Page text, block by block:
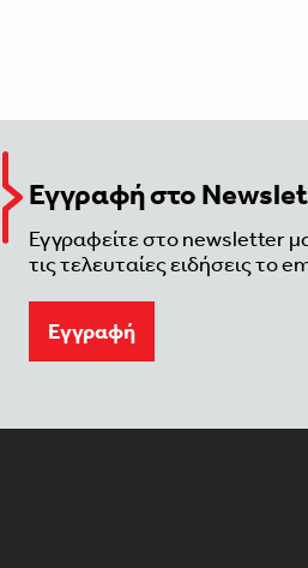
Εγγραφή στο
Εγγραφείτε στο newsletter
τις τελευταίες ειδήσεις το
Eγγραφή